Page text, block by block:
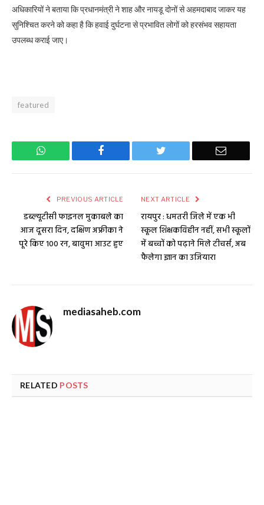
अधिकारियों ने बताया कि प्रधानमंत्री ने शाह और नायडू दोनों से अहमदाबाद जाकर यह
सुनिश्चित करने को कहा है कि हवाई दुर्घटना से प्रभावित लोगों को हरसंभव सहायता
उपलब्ध कराई जाए।
featured
WhatsApp Facebook Twitter Email
PREVIOUS ARTICLE
डब्ल्यूटीसी फाइनल मुकाबले का
आज दूसरा दिन, दक्षिण अफ्रीका ने
पूरे किए 100 रन, बावुमा आउट हुए
NEXT ARTICLE
रायपुर : धमतरी जिले में एक भी
स्कूल शिक्षकविहीन नहीं, सभी स्कूलों
में बच्चों को पढ़ाने मिले टीचर्स, अब
फैलेगा ज्ञान का उजियारा
mediasaheb.com
RELATED POSTS